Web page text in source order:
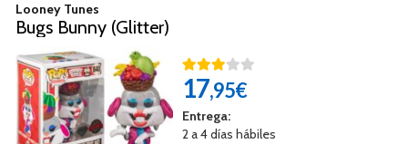
Looney Tunes
Bugs Bunny (Glitter)
17,95€
Entrega:
2 a 4 días hábiles